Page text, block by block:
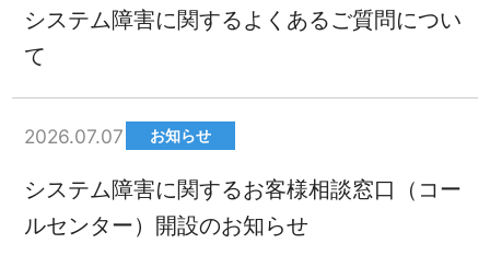
システム障害に関するよくあるご質問につい
て
2026.07.07 お知らせ
システム障害に関するお客様相談窓口（コー
ルセンター）開設のお知らせ